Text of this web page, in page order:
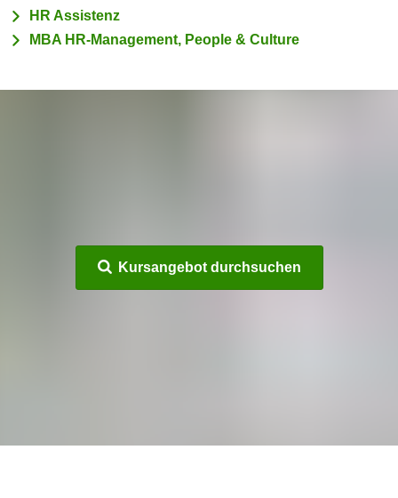
HR Assistenz
MBA HR-Management, People & Culture
Kursangebot durchsuchen
o